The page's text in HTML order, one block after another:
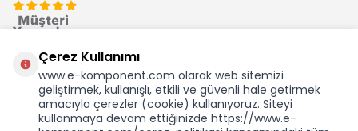
Ekom Elk. Elektronik San. ve Tic. A.Ş.'nin Tescilli Bir Markasıdır
Çerez Kullanımı
www.e-komponent.com olarak web sitemizi
geliştirmek, kullanışlı, etkili ve güvenli hale getirmek
amacıyla çerezler (cookie) kullanıyoruz. Siteyi
kullanmaya devam ettiğinizde https://www.e-